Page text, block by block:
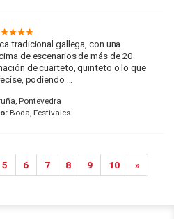
tradicional gallega, con una
de escenarios de más de 20
de cuarteto, quinteto o lo que
podiendo ...
Pontevedra
Boda, Festivales
5 6 7 8 9 10 »